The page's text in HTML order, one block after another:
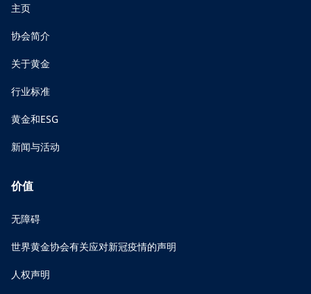
主页
协会简介
关于黄金
行业标准
黄金和ESG
新闻与活动
价值
无障碍
世界黄金协会有关应对新冠疫情的声明
人权声明